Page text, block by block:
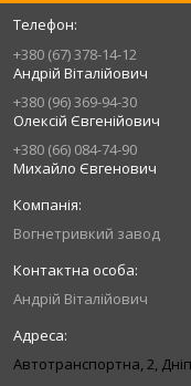
+380 (67) 378-14-12
Андрій Віталійович
+380 (96) 369-94-30
Олексій Євгенійович
+380 (66) 084-74-90
Михайло Євгенович
Вогнетривкий завод
Андрій Віталійович
Автотранспортна, 2,